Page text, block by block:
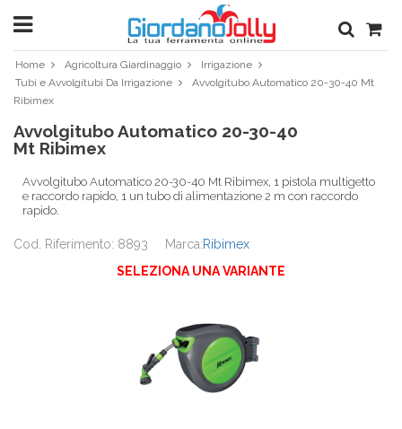
Home Agricoltura Giardinaggio
Irrigazione
Tubi e Avvolgitubi Da Irrigazione
Avvolgitubo Automatico 20-30-40 Mt
Ribimex
Avvolgitubo Automatico 20-30-40
Mt Ribimex
Avvolgitubo Automatico 20-30-40 Mt Ribimex, 1 pistola multigetto
e raccordo rapido, 1 un tubo di alimentazione 2 m con raccordo
rapido.
Cod. Riferimento: 8893 Marca:Ribimex
SELEZIONA UNA VARIANTE